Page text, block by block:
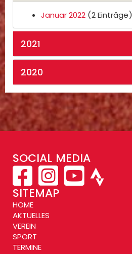
Januar 2022 (2 Einträge)
2021
2020
SOCIAL MEDIA
SITEMAP
HOME
AKTUELLES
VEREIN
SPORT
TERMINE